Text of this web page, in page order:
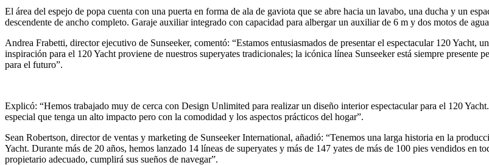
El área del espejo de popa cuenta con una puerta en forma de ala de gaviota que se abre hacia un lavabo, una ducha y un
descendente de ancho completo. Garaje auxiliar integrado con capacidad para albergar un auxiliar de 6 m y dos motos de
Andrea Frabetti, director ejecutivo de Sunseeker, comentó: “Estamos entusiasmados de presentar el espectacular 120 Yacht,
inspiración para el 120 Yacht proviene de nuestros superyates tradicionales; la icónica línea Sunseeker está siempre presente
para el futuro”.
Explicó: “Hemos trabajado muy de cerca con Design Unlimited para realizar un diseño interior espectacular para el 120
especial que tenga un alto impacto pero con la comodidad y los aspectos prácticos del hogar”.
Sean Robertson, director de ventas y marketing de Sunseeker International, añadió: “Tenemos una larga historia en la
Yacht. Durante más de 20 años, hemos lanzado 14 líneas de superyates y más de 147 yates de más de 100 pies vendidos en
propietario adecuado, cumplirá sus sueños de navegar”.